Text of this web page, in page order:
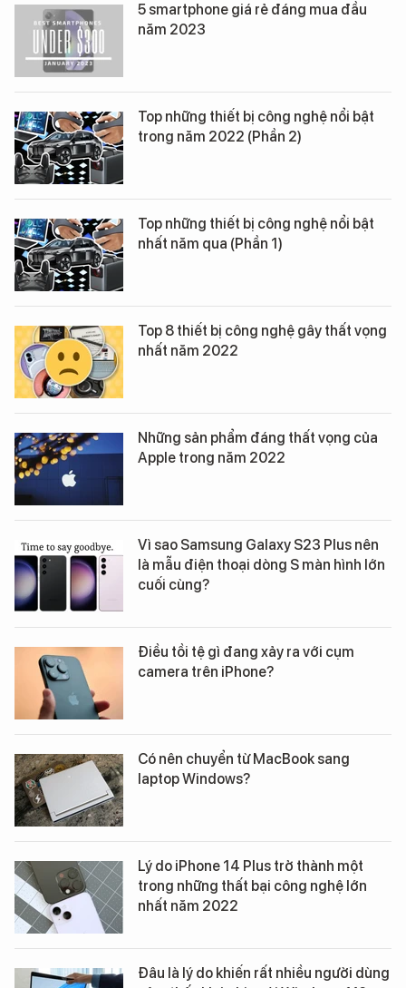
5 smartphone giá rẻ đáng mua đầu
năm 2023
Top những thiết bị công nghệ nổi bật
trong năm 2022 (Phần 2)
Top những thiết bị công nghệ nổi bật
nhất năm qua (Phần 1)
Top 8 thiết bị công nghệ gây thất vọng
nhất năm 2022
Những sản phẩm đáng thất vọng của
Apple trong năm 2022
Vì sao Samsung Galaxy S23 Plus nên
là mẫu điện thoại dòng S màn hình lớn
cuối cùng?
Điều tồi tệ gì đang xảy ra với cụm
camera trên iPhone?
Có nên chuyển từ MacBook sang
laptop Windows?
Lý do iPhone 14 Plus trở thành một
trong những thất bại công nghệ lớn
nhất năm 2022
Đâu là lý do khiến rất nhiều người dùng